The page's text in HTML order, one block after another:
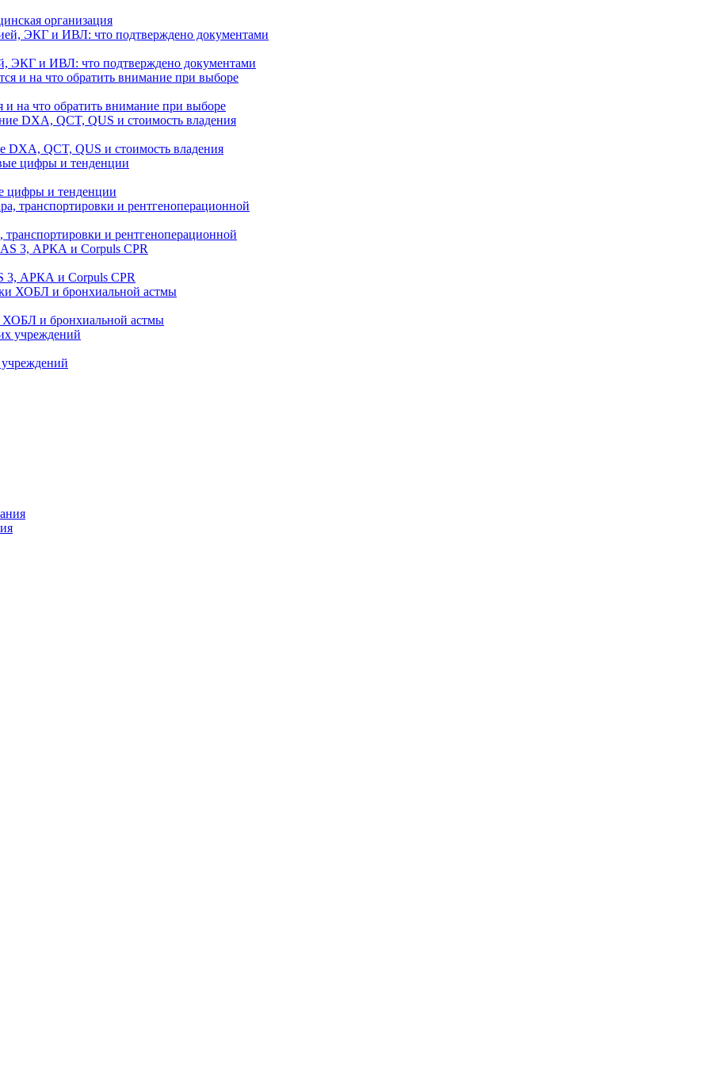
организация
ЭКГ и ИВЛ: что подтверждено документами
на что обратить внимание при выборе
DXA, QCT, QUS и стоимость владения
цифры и тенденции
и рентгеноперационной
3, АРКА и Corpuls CPR
ХОБЛ и бронхиальной астмы